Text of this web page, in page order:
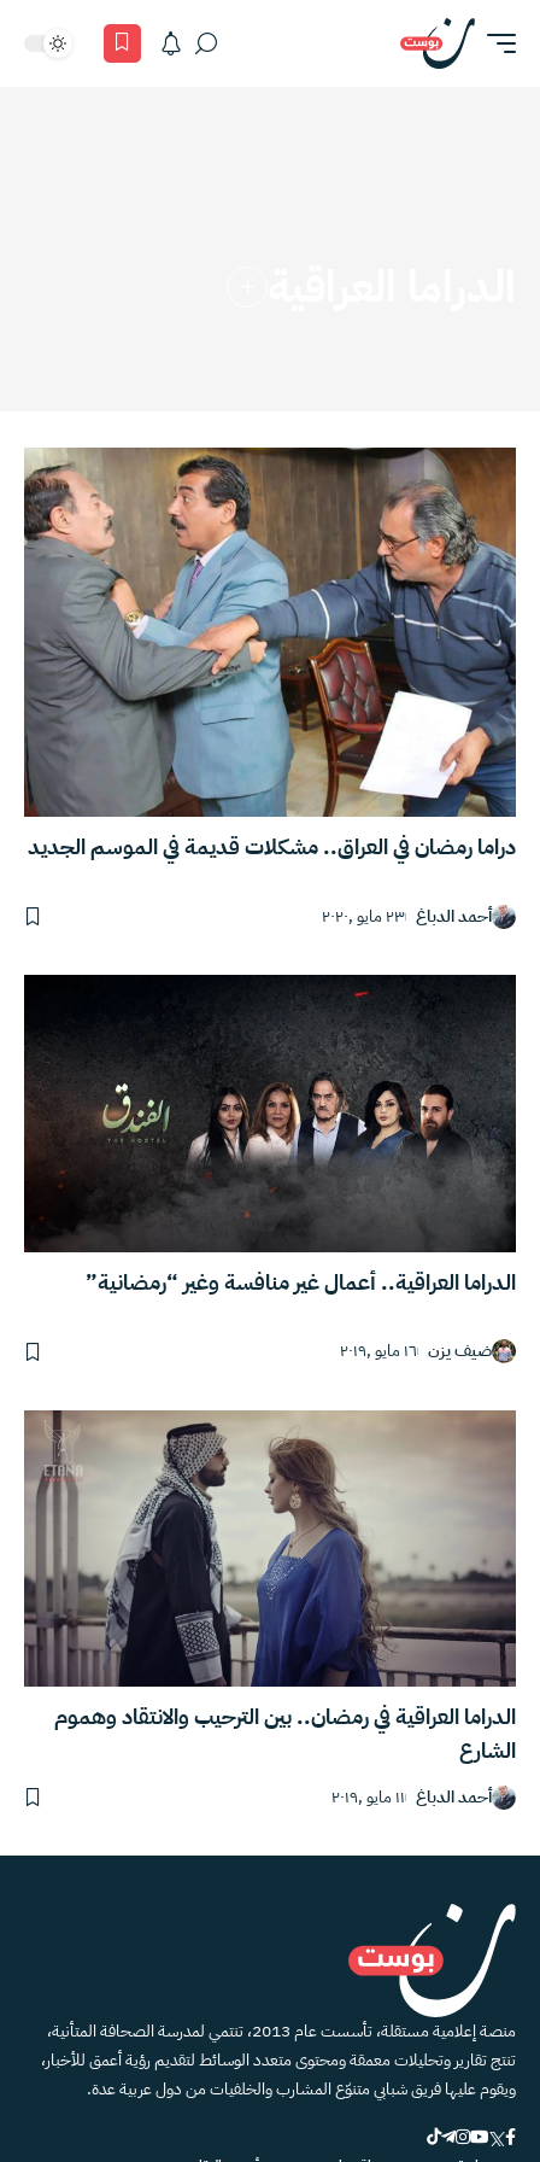
دراما رمضان في العراق.. مشكلات قديمة في الموسم الجديد
أحمد الدباغ ٢٣ مايو ,٢٠٢٠
الدراما العراقية.. أعمال غير منافسة وغير “رمضانية”
ضيف يزن ١٦ مايو ,٢٠١٩
الدراما العراقية في رمضان.. بين الترحيب والانتقاد وهموم
الشارع
أحمد الدباغ ١١ مايو ,٢٠١٩
منصة إعلامية مستقلة، تأسست عام 2013، تنتمي لمدرسة الصحافة المتأنية،
تنتج تقارير وتحليلات معمقة ومحتوى متعدد الوسائط لتقديم رؤية أعمق للأخبار،
ويقوم عليها فريق شبابي متنوّع المشارب والخلفيات من دول عربية عدة.